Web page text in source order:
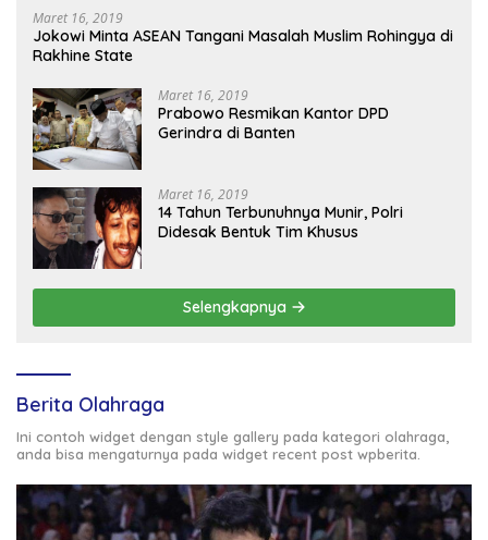
Maret 16, 2019
Jokowi Minta ASEAN Tangani Masalah Muslim Rohingya di
Rakhine State
Maret 16, 2019
Prabowo Resmikan Kantor DPD
Gerindra di Banten
Maret 16, 2019
14 Tahun Terbunuhnya Munir, Polri
Didesak Bentuk Tim Khusus
Selengkapnya
Berita Olahraga
Ini contoh widget dengan style gallery pada kategori olahraga,
anda bisa mengaturnya pada widget recent post wpberita.